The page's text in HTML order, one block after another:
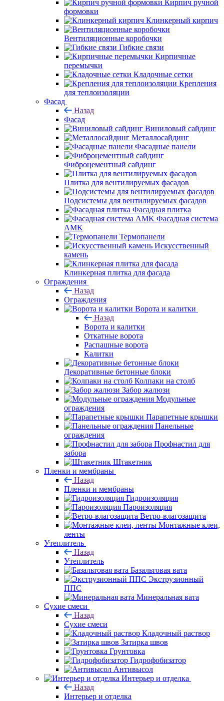
Кирпич ручной
формовки
Клинкерный кирпич
Вентиляционные коробочки
Гибкие связи
Кирпичные
перемычки
Кладочные сетки
Крепления
для теплоизоляции
Фасад
Назад
Фасад
Виниловый сайдинг
Металлосайдинг
Фасадные панели
Фиброцементный сайдинг
Плитка для вентилируемых фасадов
Подсистемы для вентилируемых фасадов
Фасадная плитка
Фасадная система
AMK
Термопанели
Искусственный
камень
Клинкерная плитка для фасада
Ограждения
Назад
Ограждения
Ворота и калитки
Назад
Ворота и калитки
Откатные ворота
Распашные ворота
Калитки
Декоративные бетонные блоки
Колпаки на столб
Забор жалюзи
Модульные
ограждения
Парапетные крышки
Панельные
ограждения
Профнастил для
забора
Штакетник
Пленки и мембраны
Назад
Пленки и мембраны
Гидроизоляция
Пароизоляция
Ветро-влагозащита
Монтажные клеи,
ленты
Утеплитель
Назад
Утеплитель
Базальтовая вата
Экструзионный
ППС
Минеральная вата
Сухие смеси
Назад
Сухие смеси
Кладочный раствор
Затирка швов
Грунтовка
Гидрофобизатор
Антивысол
Интерьер и отделка
Назад
Интерьер и отделка